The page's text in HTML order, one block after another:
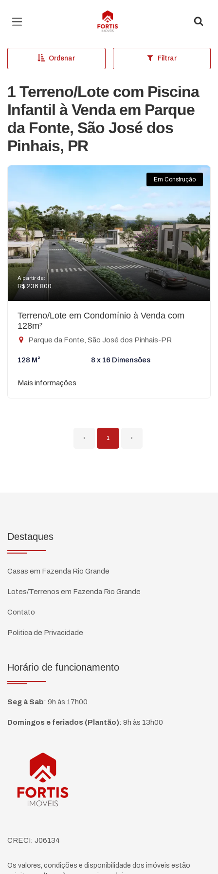
Página inicial
Ordenar Filtrar
1 Terreno/Lote com Piscina
Infantil à Venda em Parque
da Fonte, São José dos
Pinhais, PR
Em Construção
A partir de:
R$ 236.800
Terreno/Lote em Condomínio à Venda com
128m²
Parque da Fonte, São José dos Pinhais-PR
128 M² 8 x 16 Dimensões
Mais informações
‹ 1 ›
Destaques
Casas em Fazenda Rio Grande
Lotes/Terrenos em Fazenda Rio Grande
Contato
Politica de Privacidade
Horário de funcionamento
Seg à Sab: 9h às 17h00
Domingos e feriados (Plantão): 9h às 13h00
Página inicial
CRECI: J06134
Os valores, condições e disponibilidade dos imóveis estão